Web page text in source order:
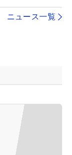
ニュース一覧